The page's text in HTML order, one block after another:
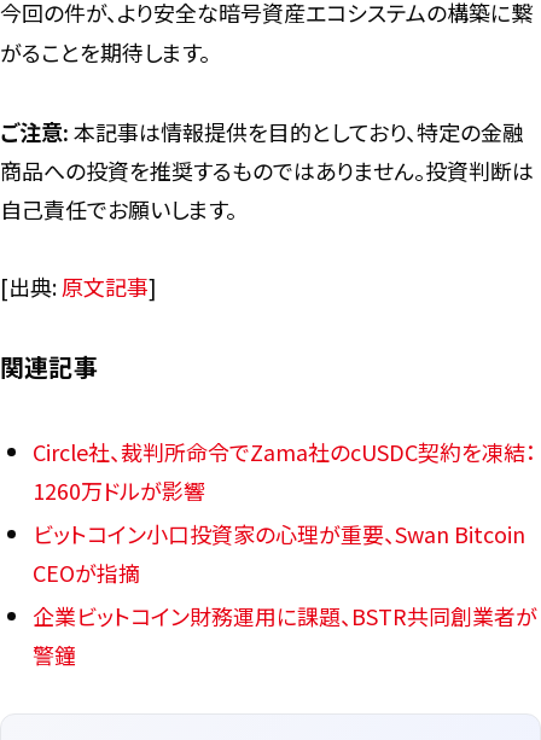
今回の件が、より安全な暗号資産エコシステムの構築に繋
がることを期待します。
ご注意:本記事は情報提供を目的としており、特定の金融
商品への投資を推奨するものではありません。投資判断は
自己責任でお願いします。
[出典:原文記事]
関連記事
Circle社、裁判所命令でZama社のcUSDC契約を凍結：
1260万ドルが影響
ビットコイン小口投資家の心理が重要、Swan Bitcoin
CEOが指摘
企業ビットコイン財務運用に課題、BSTR共同創業者が
警鐘